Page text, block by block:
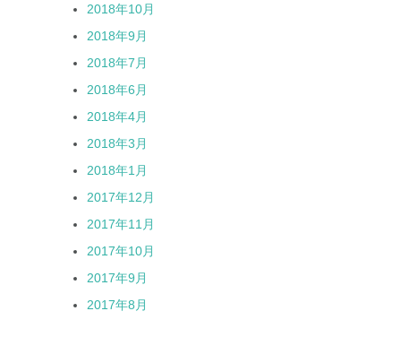
2018年10月
2018年9月
2018年7月
2018年6月
2018年4月
2018年3月
2018年1月
2017年12月
2017年11月
2017年10月
2017年9月
2017年8月